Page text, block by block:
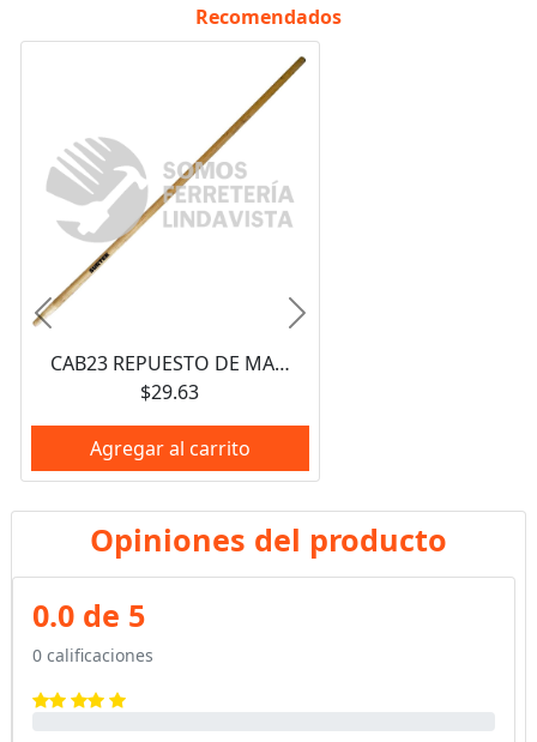
Recomendados
CAB23 REPUESTO DE MANGO DE MADERA PARA ESCOBAS 130597 Y 130585 SURTEK
$29.63
Agregar al carrito
Anterior Siguiente
Opiniones del producto
0.0 de 5
0 calificaciones